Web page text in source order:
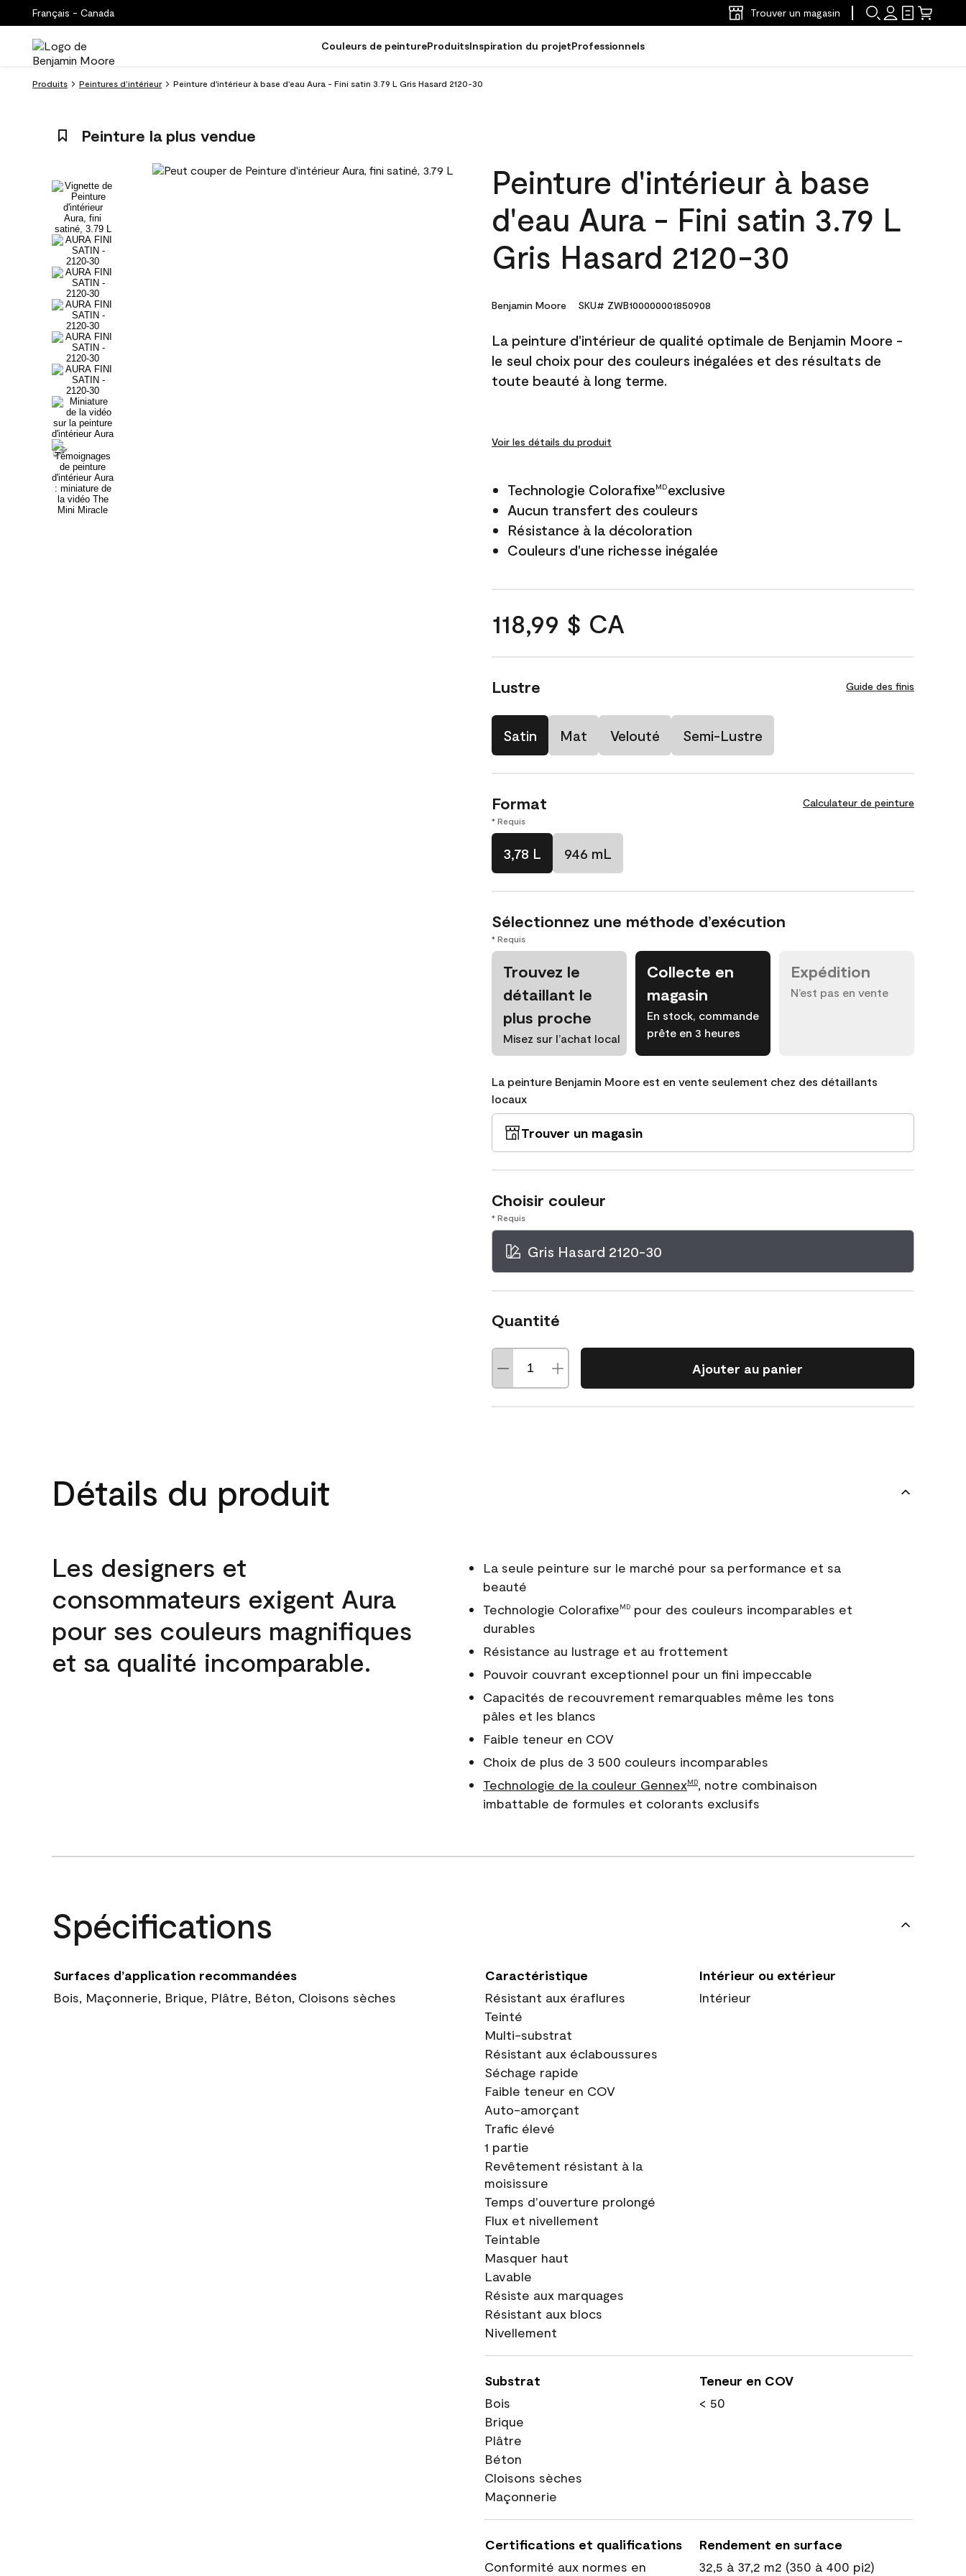
Français - Canada Trouver un magasin
Couleurs de peintureProduitsInspiration du projetProfessionnels
Produits Peintures d’intérieur Peinture d'intérieur à base d'eau Aura - Fini satin 3.79 L Gris Hasard 2120-30
Peinture la plus vendue
Peinture d'intérieur à base
d'eau Aura - Fini satin 3.79 L
Gris Hasard 2120-30
Benjamin Moore SKU# ZWB100000001850908
La peinture d'intérieur de qualité optimale de Benjamin Moore -
le seul choix pour des couleurs inégalées et des résultats de
toute beauté à long terme.
Voir les détails du produit
Technologie ColorafixeMDexclusive
Aucun transfert des couleurs
Résistance à la décoloration
Couleurs d'une richesse inégalée
118,99 $ CA
Lustre Guide des finis
Satin Mat Velouté Semi-Lustre
Format Calculateur de peinture
* Requis
3,78 L 946 mL
Sélectionnez une méthode d’exécution
* Requis
Trouvez le
détaillant le
plus proche
Misez sur l’achat local
Collecte en
magasin
En stock, commande
prête en 3 heures
Expédition
N’est pas en vente
La peinture Benjamin Moore est en vente seulement chez des détaillants
locaux
Trouver un magasin
Choisir couleur
* Requis
Gris Hasard 2120-30
Quantité
Ajouter au panier
Détails du produit
Les designers et
consommateurs exigent Aura
pour ses couleurs magnifiques
et sa qualité incomparable.
La seule peinture sur le marché pour sa performance et sa
beauté
Technologie ColorafixeMDpour des couleurs incomparables et
durables
Résistance au lustrage et au frottement
Pouvoir couvrant exceptionnel pour un fini impeccable
Capacités de recouvrement remarquables même les tons
pâles et les blancs
Faible teneur en COV
Choix de plus de 3 500 couleurs incomparables
Technologie de la couleur GennexMD, notre combinaison
imbattable de formules et colorants exclusifs
Spécifications
Surfaces d’application recommandées
Bois, Maçonnerie, Brique, Plâtre, Béton, Cloisons sèches
Caractéristique
Résistant aux éraflures
Teinté
Multi-substrat
Résistant aux éclaboussures
Séchage rapide
Faible teneur en COV
Auto-amorçant
Trafic élevé
1 partie
Revêtement résistant à la
moisissure
Temps d'ouverture prolongé
Flux et nivellement
Teintable
Masquer haut
Lavable
Résiste aux marquages
Résistant aux blocs
Nivellement
Intérieur ou extérieur
Intérieur
Substrat
Bois
Brique
Plâtre
Béton
Cloisons sèches
Maçonnerie
Teneur en COV
< 50
Certifications et qualifications
Conformité aux normes en
Rendement en surface
32,5 à 37,2 m2 (350 à 400 pi2)